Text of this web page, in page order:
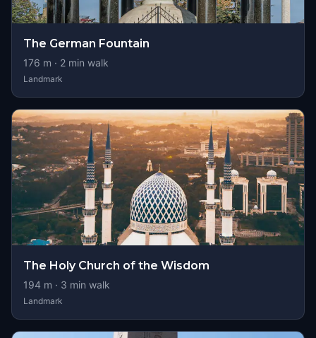
The German Fountain
176 m · 2 min walk
Landmark
The Holy Church of the Wisdom
194 m · 3 min walk
Landmark